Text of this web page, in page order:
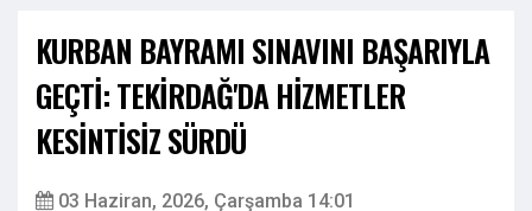
KURBAN BAYRAMI SINAVINI BAŞARIYLA
GEÇTİ: TEKİRDAĞ'DA HİZMETLER
KESİNTİSİZ SÜRDÜ
03 Haziran, 2026, Çarşamba 14:01